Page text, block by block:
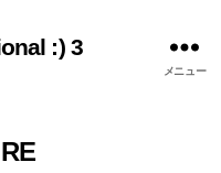
:) 3
メニュー